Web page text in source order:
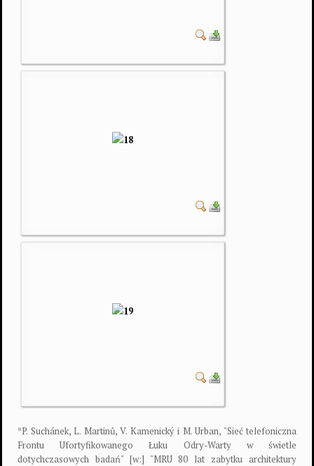
*P. Suchánek, L. Martinů, V. Kamenický i M. Urban, "Sieć telefoniczna
Frontu Ufortyfikowanego Łuku Odry-Warty w świetle
dotychczasowych badań" [w:] "MRU 80 lat zabytku architektury